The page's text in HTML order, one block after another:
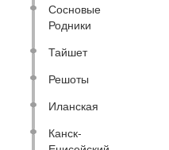
Сосновые
Родники
Тайшет
Решоты
Иланская
Канск-